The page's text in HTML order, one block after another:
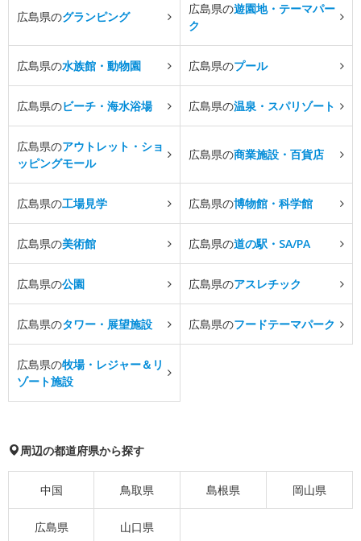
広島県のグランピング
広島県の遊園地・テーマパー
ク
広島県の水族館・動物園 広島県のプール
広島県のビーチ・海水浴場 広島県の温泉・スパリゾート
広島県のアウトレット・ショ
ッピングモール
広島県の商業施設・百貨店
広島県の工場見学 広島県の博物館・科学館
広島県の美術館 広島県の道の駅・SA/PA
広島県の公園 広島県のアスレチック
広島県のタワー・展望施設 広島県のフードテーマパーク
広島県の牧場・レジャー＆リ
ゾート施設
周辺の都道府県から探す
中国 鳥取県 島根県 岡山県
広島県 山口県